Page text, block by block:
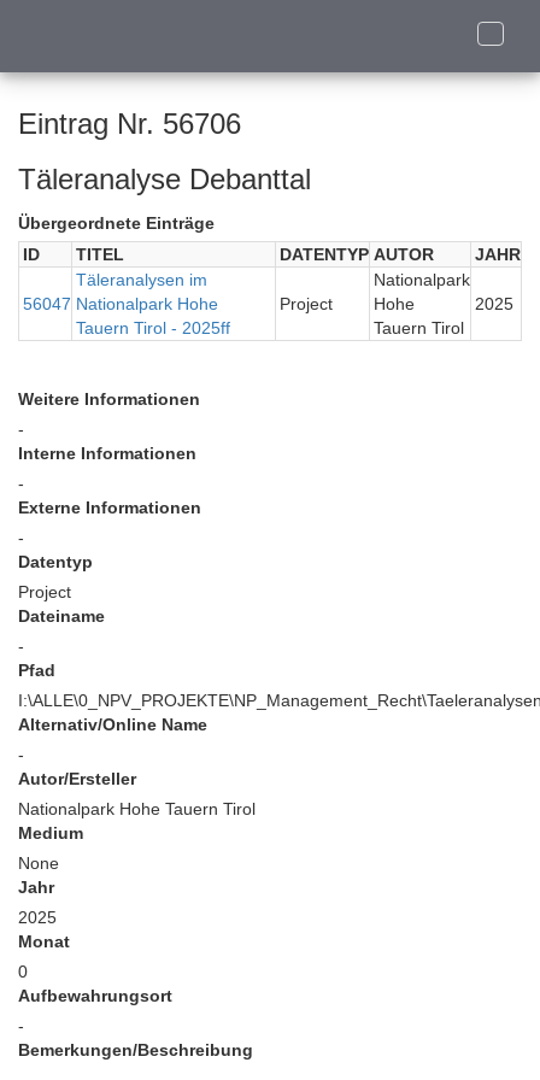
Toggle
Eintrag Nr. 56706
Täleranalyse Debanttal
Übergeordnete Einträge
ID
TITEL DATENTYP AUTOR JAHR
56047
Täleranalysen im
Nationalpark Hohe
Tauern Tirol - 2025ff
Project
Nationalpark
Hohe
Tauern Tirol
2025
Weitere Informationen
-
Interne Informationen
-
Externe Informationen
-
Datentyp
Project
Dateiname
-
Pfad
Alternativ/Online Name
-
Autor/Ersteller
Nationalpark Hohe Tauern Tirol
Medium
None
Jahr
2025
Monat
0
Aufbewahrungsort
-
Bemerkungen/Beschreibung